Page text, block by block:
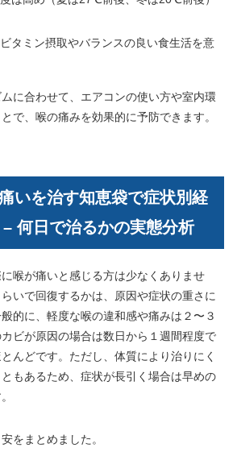
タミン摂取やバランスの良い食生活を意
に合わせて、エアコンの使い方や室内環
で、喉の痛みを効果的に予防できます。
いを治す知恵袋で症状別経
何日で治るかの実態分析
喉が痛いと感じる方は少なくありませ
いで回復するかは、原因や症状の重さに
的に、軽度な喉の違和感や痛みは２〜３
ビが原因の場合は数日から１週間程度で
んどです。ただし、体質により治りにく
もあるため、症状が長引く場合は早めの
をまとめました。